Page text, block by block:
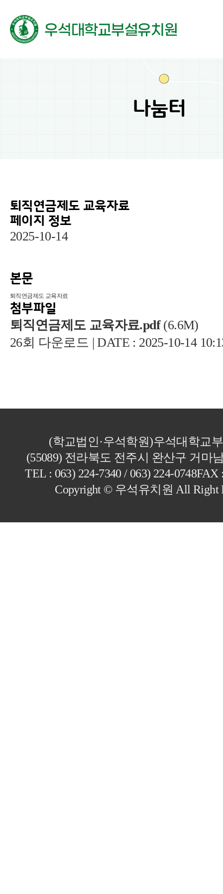
메뉴 토글 버튼
나눔터
퇴직연금제도 교육자료
페이지 정보
2025-10-14
본문
퇴직연금제도 교육자료
첨부파일
퇴직연금제도 교육자료.pdf(6.6M)
26회 다운로드 | DATE : 2025-10-14
(학교법인·우석학원)우석대학교
(55089) 전라북도 전주시 완산구 거마
TEL : 063) 224-7340 / 063) 224-0748FAX
Copyright © 우석유치원 All Right